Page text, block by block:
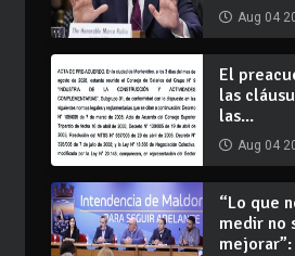
Aug 04
El
las
las...
Aug 04
“Lo que
medir no